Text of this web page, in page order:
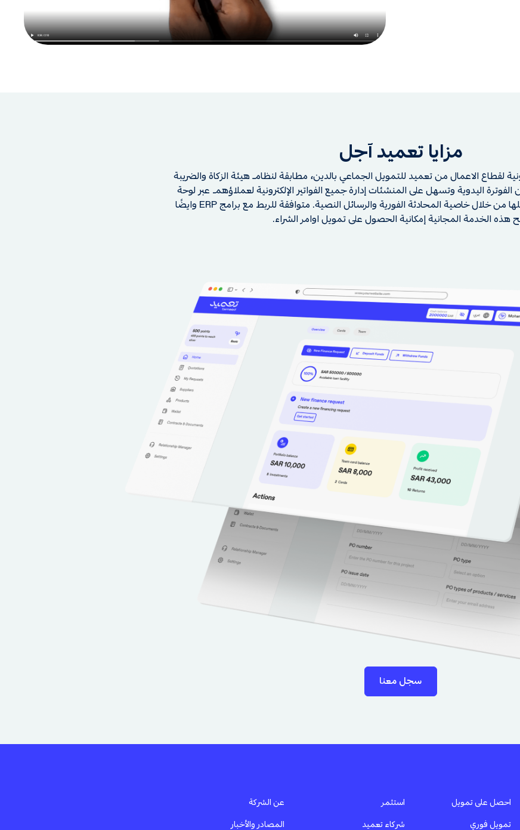
مزايا تعميد آجل
لقطاع الاعمال من تعميد للتمويل الجماعي بالدين، مطابقة لنظام هيئة الزكاة والضريبة
اليدوية وتسهل على المنشئات إدارة جميع الفواتير الإلكترونية لعملاؤهم عبر لوحة
تحكم واحدة ومتابعة تحصيلها من خلال خاصية المحادثة الفورية والرسائل النصية. متوافقة للربط مع برامج ERP وايضًا
هذه الخدمة المجانية إمكانية الحصول على تمويل اوامر الشراء.
سجل معنا
احصل على تمويل
تمويل فوري
استثمر
شركاء تعميد
عن الشركة
المصادر والأخبار